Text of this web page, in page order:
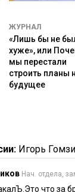
ЖУРНАЛ
«Лишь бы не
хуже», или
мы перестали
строить планы
будущее
Игорь
Нач. отдела,
что за